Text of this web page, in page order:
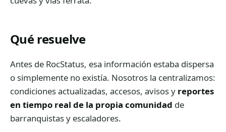
Qué resuelve
Antes de RocStatus, esa información estaba dispersa
o simplemente no existía. Nosotros la centralizamos:
condiciones actualizadas, accesos, avisos y reportes
en tiempo real de la propia comunidad de
barranquistas y escaladores.